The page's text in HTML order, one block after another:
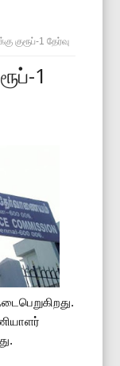
குரூப்-1 தேர்வு
1